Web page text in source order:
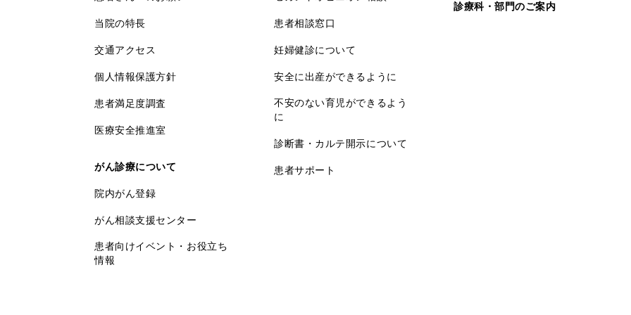
当院の特長
交通アクセス
個人情報保護方針
患者満足度調査
医療安全推進室
がん診療について
院内がん登録
がん相談支援センター
患者向けイベント・お役立ち
情報
患者相談窓口
妊婦健診について
安全に出産ができるように
不安のない育児ができるよう
に
診断書・カルテ開示について
患者サポート
診療科・部門のご案内